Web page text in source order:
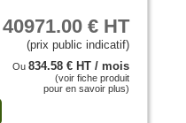
40971.00 € HT
(prix public indicatif)
Ou834.58 € HT / mois
(voir fiche produit
pour en savoir plus)